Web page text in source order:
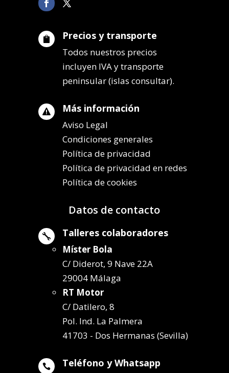
 Precios y transporte
Todos nuestros precios
incluyen IVA y transporte
peninsular (islas consultar).
 Más información
Aviso Legal
Condiciones generales
Política de privacidad
Política de privacidad en redes
Política de cookies
Datos de contacto
 Talleres colaboradores
Míster Bola
C/ Diderot, 9 Nave 22A
29004 Málaga
RT Motor
C/ Datilero, 8
Pol. Ind. La Palmera
41703 - Dos Hermanas (Sevilla)
 Teléfono y Whatsapp